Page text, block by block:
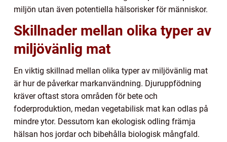
miljön utan även potentiella hälsorisker för människor.
Skillnader mellan olika typer av
miljövänlig mat
En viktig skillnad mellan olika typer av miljövänlig mat
är hur de påverkar markanvändning. Djuruppfödning
kräver oftast stora områden för bete och
foderproduktion, medan vegetabilisk mat kan odlas på
mindre ytor. Dessutom kan ekologisk odling främja
hälsan hos jordar och bibehålla biologisk mångfald.